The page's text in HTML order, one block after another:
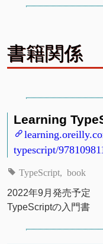
書籍関係
Learning
typescript/
TypeScript book
2022年9月発売予定
TypeScriptの入門書